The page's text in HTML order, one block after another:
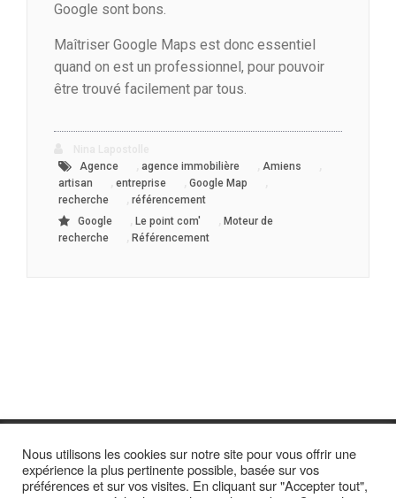
Google sont bons.
Maîtriser Google Maps est donc essentiel
quand on est un professionnel, pour pouvoir
être trouvé facilement par tous.
Agence
agence immobilière Amiens
artisan entreprise Google Map
recherche
référencement
Google
Le point com'
Moteur de
recherche
Référencement
Nous utilisons les cookies sur notre site pour vous offrir une
expérience la plus pertinente possible, basée sur vos
préférences et sur vos visites. En cliquant sur "Accepter tout",